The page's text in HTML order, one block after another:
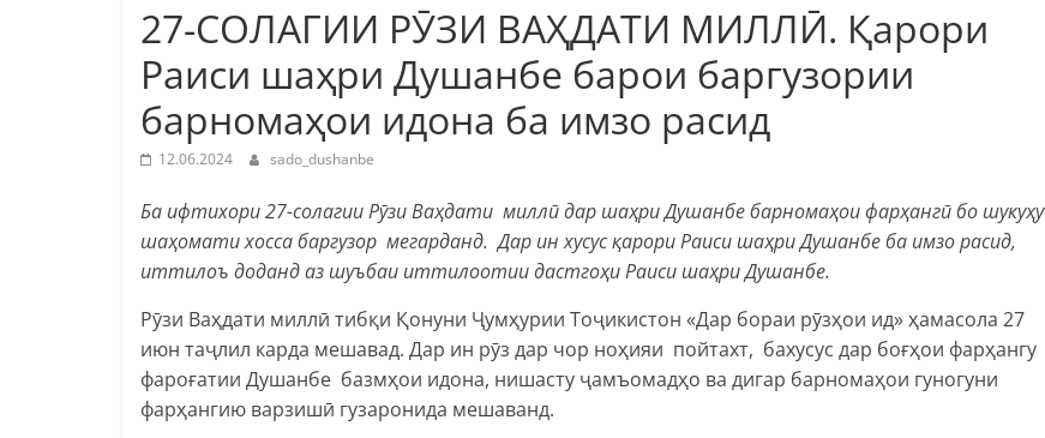
27-СОЛАГИИ РӮЗИ ВАҲДАТИ МИЛЛӢ. Қарори
Раиси шаҳри Душанбе барои баргузории
барномаҳои идона ба имзо расид
12.06.2024 sado_dushanbe
Ба ифтихори 27-солагии Рӯзи Ваҳдати миллӣ дар шаҳри Душанбе барномаҳои фарҳангӣ бо шукуҳу
шаҳомати хосса баргузор мегарданд. Дар ин хусус қарори Раиси шаҳри Душанбе ба имзо расид,
иттилоъ доданд аз шуъбаи иттилоотии дастгоҳи Раиси шаҳри Душанбе.
Рӯзи Ваҳдати миллӣ тибқи Қонуни Ҷумҳурии Тоҷикистон «Дар бораи рӯзҳои ид» ҳамасола 27
июн таҷлил карда мешавад. Дар ин рӯз дар чор ноҳияи пойтахт, бахусус дар боғҳои фарҳангу
фароғатии Душанбе базмҳои идона, нишасту ҷамъомадҳо ва дигар барномаҳои гуногуни
фарҳангию варзишӣ гузаронида мешаванд.